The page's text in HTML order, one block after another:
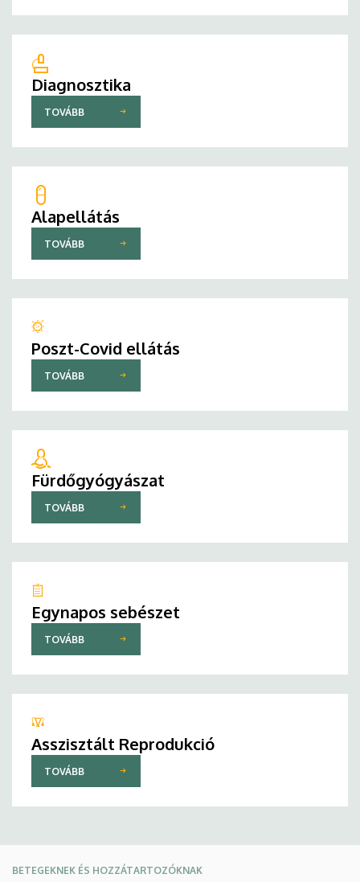
Diagnosztika
TOVÁBB
Alapellátás
TOVÁBB
Poszt-Covid ellátás
TOVÁBB
Fürdőgyógyászat
TOVÁBB
Egynapos sebészet
TOVÁBB
Asszisztált Reprodukció
TOVÁBB
BETEGEKNEK ÉS HOZZÁTARTOZÓKNAK